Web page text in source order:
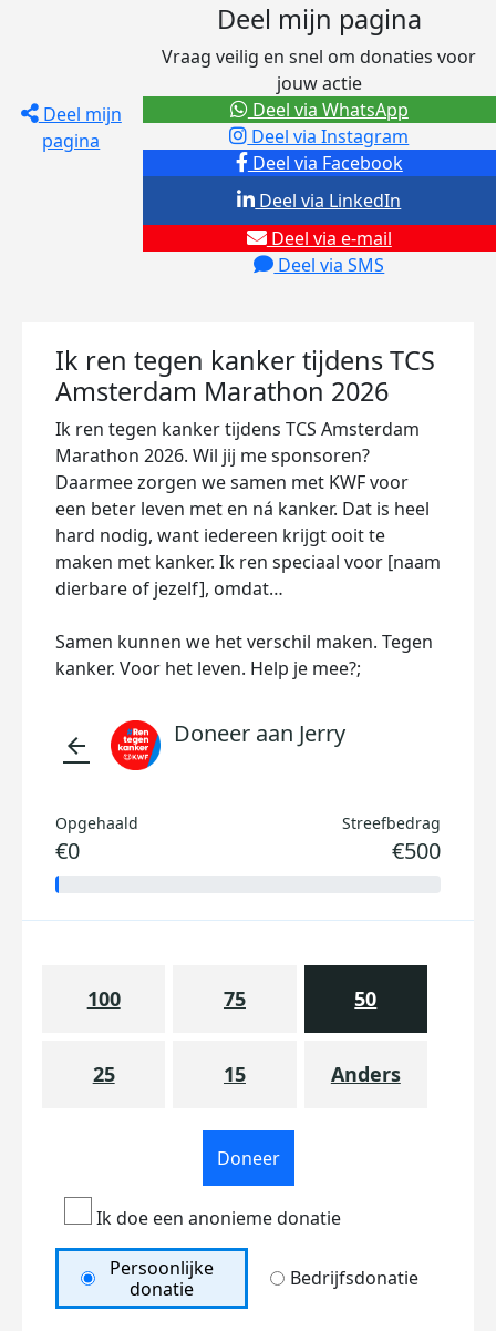
Deel mijn
pagina
Deel mijn pagina
Vraag veilig en snel om donaties voor
jouw actie
Deel via Facebook
Deel via Instagram
Deel via e-mail
Deel via SMS
Deel via LinkedIn
Deel via WhatsApp
Ik ren tegen kanker tijdens TCS
Amsterdam Marathon 2026
Ik ren tegen kanker tijdens TCS Amsterdam
Marathon 2026. Wil jij me sponsoren?
Daarmee zorgen we samen met KWF voor
een beter leven met en ná kanker. Dat is heel
hard nodig, want iedereen krijgt ooit te
maken met kanker. Ik ren speciaal voor [naam
dierbare of jezelf], omdat…
Samen kunnen we het verschil maken. Tegen
kanker. Voor het leven. Help je mee?;
arrow_back Doneer aan Jerry
Opgehaald
€0
Streefbedrag
€500
100 75 50
25 15 Anders
Doneer
Ik doe een anonieme donatie
Persoonlijke
donatie
Bedrijfsdonatie